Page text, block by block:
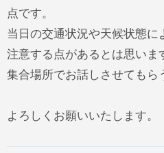
点です。
当日の交通状況や天候状態に
注意する点があるとは思いま
集合場所でお話しさせてもら
よろしくお願いいたします